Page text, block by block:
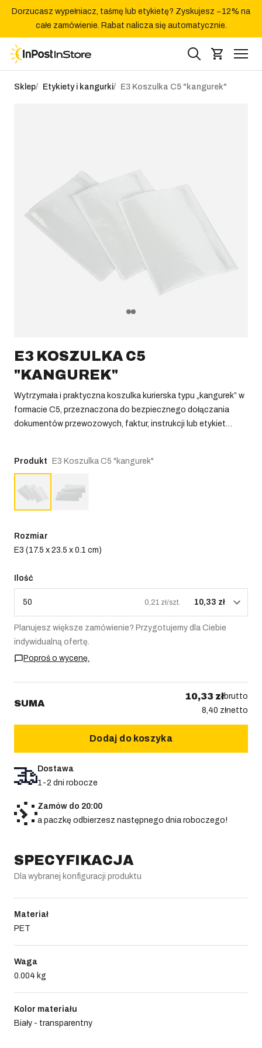
Dorzucasz wypełniacz, taśmę lub etykietę? Zyskujesz −12% na
całe zamówienie. Rabat nalicza się automatycznie.
Sklep Etykiety i kangurki E3 Koszulka C5 "kangurek"
E3 KOSZULKA C5
"KANGUREK"
Wytrzymała i praktyczna koszulka kurierska typu „kangurek” w
formacie C5, przeznaczona do bezpiecznego dołączania
dokumentów przewozowych, faktur, instrukcji lub etykiet
foliopaków i innych opakowań transportowych.
Produkt E3 Koszulka C5 "kangurek"
Rozmiar
E3 (17.5 x 23.5 x 0.1 cm)
Ilość
50 0,21 zł/szt. 10,33 zł
Planujesz większe zamówienie? Przygotujemy dla Ciebie
indywidualną ofertę.
Poproś o wycenę.
SUMA
10,33 złbrutto
8,40 złnetto
Dodaj do koszyka
Dostawa
1-2 dni robocze
Zamów do 20:00
a paczkę odbierzesz następnego dnia roboczego!
SPECYFIKACJA
Dla wybranej konfiguracji produktu
Materiał
PET
Waga
0.004 kg
Kolor materiału
Biały - transparentny